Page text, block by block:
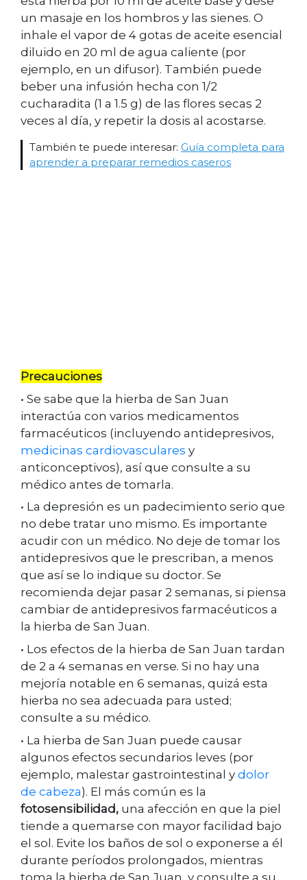
un masaje en los hombros y las sienes. O
inhale el vapor de 4 gotas de aceite esencial
diluido en 20 ml de agua caliente (por
ejemplo, en un difusor). También puede
beber una infusión hecha con 1/2
cucharadita (1 a 1.5 g) de las flores secas 2
veces al día, y repetir la dosis al acostarse.
También te puede interesar: Guía completa para
aprender a preparar remedios caseros
Precauciones
• Se sabe que la hierba de San Juan
interactúa con varios medicamentos
farmacéuticos (incluyendo antidepresivos,
medicinas cardiovasculares y
anticonceptivos), así que consulte a su
médico antes de tomarla.
• La depresión es un padecimiento serio que
no debe tratar uno mismo. Es importante
acudir con un médico. No deje de tomar los
antidepresivos que le prescriban, a menos
que así se lo indique su doctor. Se
recomienda dejar pasar 2 semanas, si piensa
cambiar de antidepresivos farmacéuticos a
la hierba de San Juan.
• Los efectos de la hierba de San Juan tardan
de 2 a 4 semanas en verse. Si no hay una
mejoría notable en 6 semanas, quizá esta
hierba no sea adecuada para usted;
consulte a su médico.
• La hierba de San Juan puede causar
algunos efectos secundarios leves (por
ejemplo, malestar gastrointestinal y dolor
de cabeza). El más común es la
fotosensibilidad, una afección en que la piel
tiende a quemarse con mayor facilidad bajo
el sol. Evite los baños de sol o exponerse a él
durante períodos prolongados, mientras
toma la hierba de San Juan, y consulte a su